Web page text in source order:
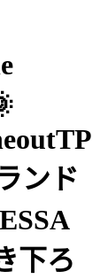
ンド
下ろ